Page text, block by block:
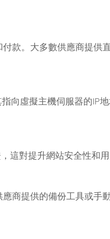
款。大多數供應商提供
向虛擬主機伺服器的IP
這對提升網站安全性和用
商提供的備份工具或手